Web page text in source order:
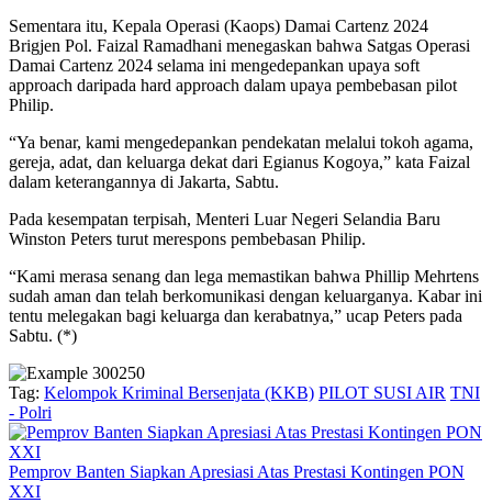
Sementara itu, Kepala Operasi (Kaops) Damai Cartenz 2024
Brigjen Pol. Faizal Ramadhani menegaskan bahwa Satgas Operasi
Damai Cartenz 2024 selama ini mengedepankan upaya soft
approach daripada hard approach dalam upaya pembebasan pilot
Philip.
“Ya benar, kami mengedepankan pendekatan melalui tokoh agama,
gereja, adat, dan keluarga dekat dari Egianus Kogoya,” kata Faizal
dalam keterangannya di Jakarta, Sabtu.
Pada kesempatan terpisah, Menteri Luar Negeri Selandia Baru
Winston Peters turut merespons pembebasan Philip.
“Kami merasa senang dan lega memastikan bahwa Phillip Mehrtens
sudah aman dan telah berkomunikasi dengan keluarganya. Kabar ini
tentu melegakan bagi keluarga dan kerabatnya,” ucap Peters pada
Sabtu. (*)
Tag: Kelompok Kriminal Bersenjata (KKB) PILOT SUSI AIR TNI
- Polri
Pemprov Banten Siapkan Apresiasi Atas Prestasi Kontingen PON
XXI